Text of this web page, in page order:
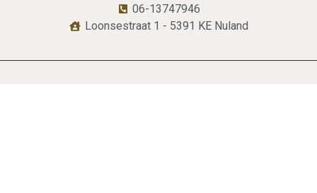
06-13747946
Loonsestraat 1 - 5391 KE Nuland